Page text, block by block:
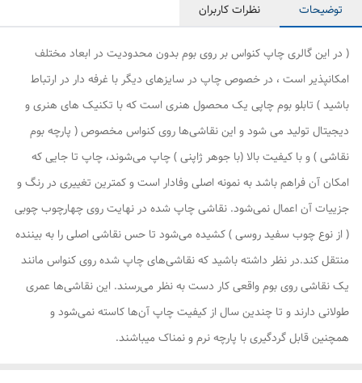
توضیحات نظرات کاربران
( در این گالری چاپ کنواس بر روی بوم بدون محدودیت در ابعاد مختلف
امکانپذیر است ، در خصوص چاپ در سایزهای دیگر با غرفه دار در ارتباط
باشید ) تابلو بوم چاپی یک محصول هنری است که با تکنیک های هنری و
دیجیتال تولید می شود و این نقاشی‌ها روی کنواس مخصوص ( پارچه بوم
نقاشی ) و با کیفیت بالا (با جوهر ژاپنی ) چاپ می‌شوند، چاپ تا جایی که
امکان آن فراهم باشد به نمونه اصلی وفادار است و کمترین تغییری در رنگ و
جزییات آن اعمال نمی‌شود. نقاشی چاپ شده در نهایت روی چهارچوب چوبی
( از نوع چوب سفید روسی ) کشیده می‌شود تا حس نقاشی اصلی را به بیننده
منتقل کند.در نظر داشته باشید که نقاشی‌های چاپ شده روی کنواس مانند
یک نقاشی روی بوم واقعی کار دست به نظر می‌رسند. این نقاشی‌ها عمری
طولانی دارند و تا چندین سال از کیفیت چاپ آن‌ها کاسته نمی‌شود و
همچنین قابل گردگیری با پارچه نرم و نمناک میباشند.